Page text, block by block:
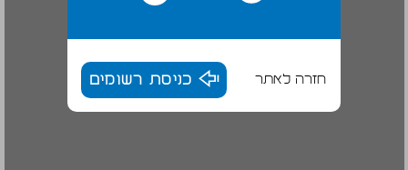
חזרה לאתר כניסת רשומים